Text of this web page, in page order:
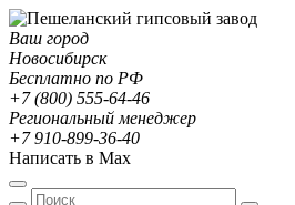
Ваш город
Новосибирск
Бесплатно по РФ
+7 (800) 555-64-46
Региональный менеджер
+7 910-899-36-40
Написать в Max